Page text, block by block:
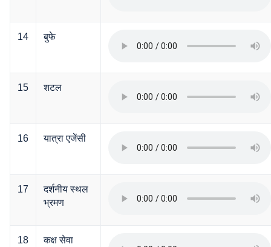
14 बुफे
15 शटल
16 यात्रा एजेंसी
17
दर्शनीय स्थल
भ्रमण
18 कक्ष सेवा